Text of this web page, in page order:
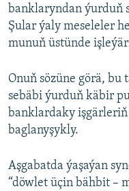
banklaryndan ýurduň
Şular ýaly meseleler
munuň üstünde
Onuň sözüne görä, bu
sebäbi ýurduň käbir
banklardaky
baglanyşykly.
Aşgabatda ýaşaýan
“döwlet üçin bähbit –